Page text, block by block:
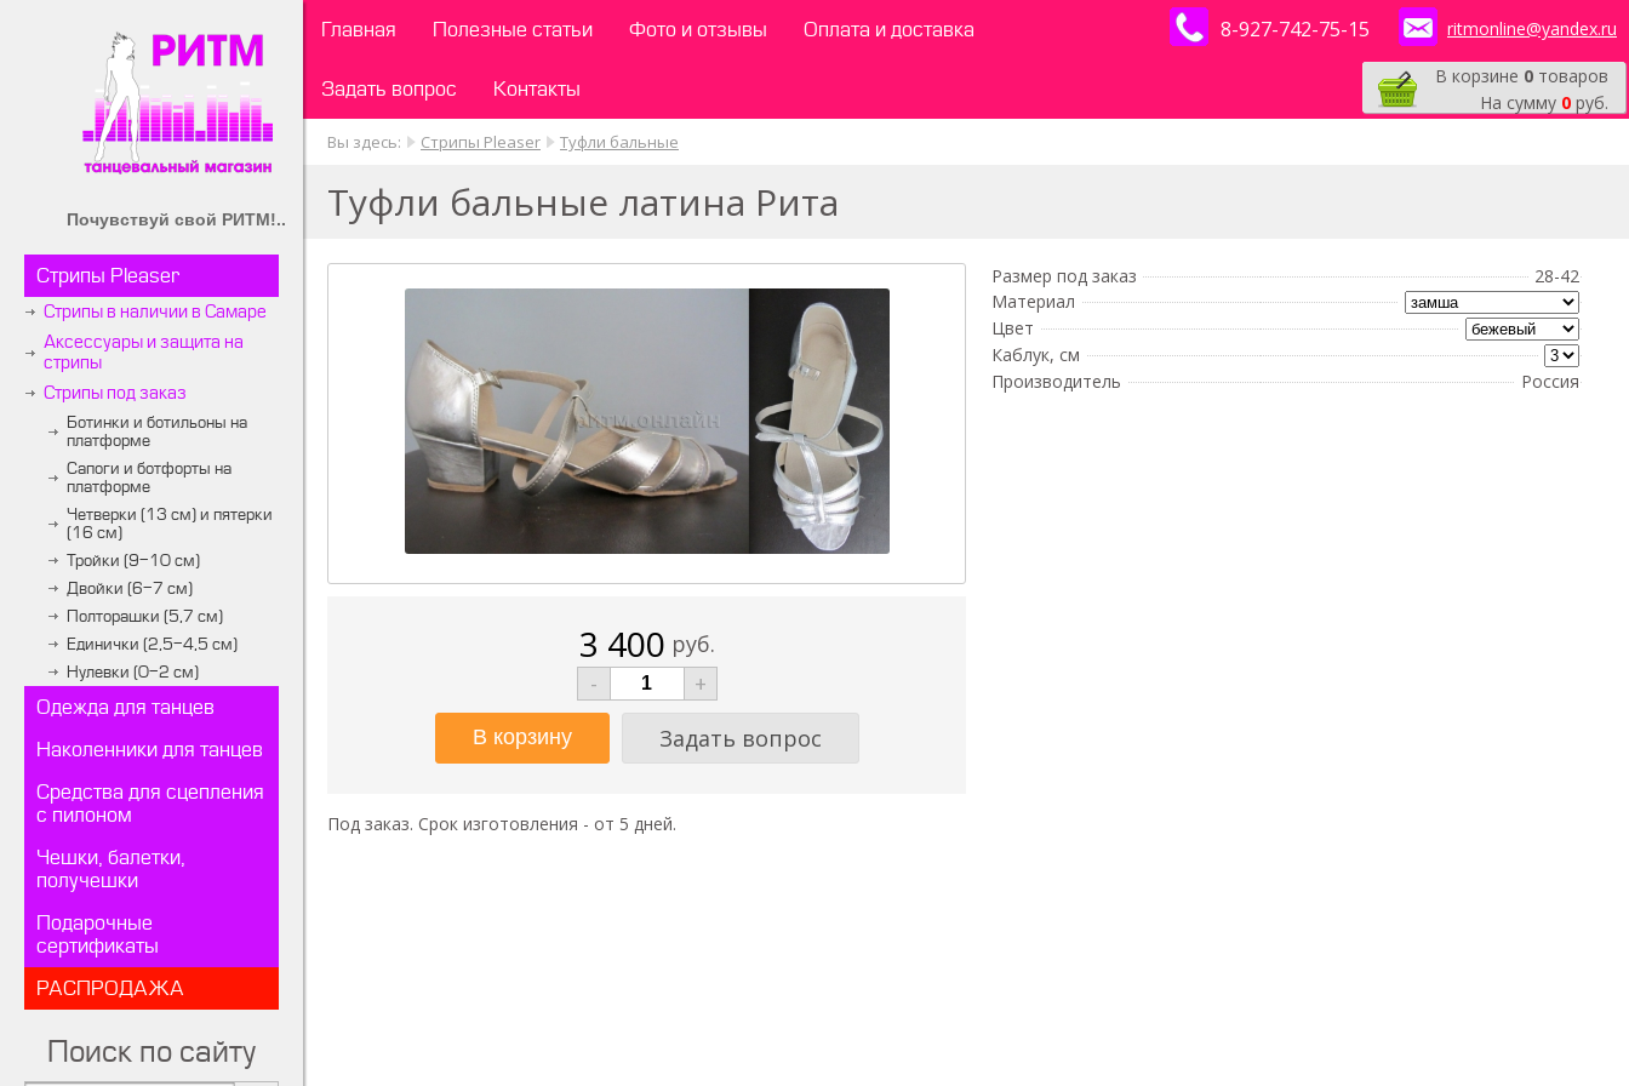
Почувствуй свой РИТМ!..
Стрипы Pleaser
Стрипы в наличии в Самаре
Аксессуары и защита на
стрипы
Стрипы под заказ
Ботинки и ботильоны на
платформе
Сапоги и ботфорты на
платформе
Четверки (13 см) и пятерки
(16 см)
Тройки (9-10 см)
Двойки (6-7 см)
Полторашки (5,7 см)
Единички (2,5-4,5 см)
Нулевки (0-2 см)
Одежда для танцев
Наколенники для танцев
Средства для сцепления
с пилоном
Чешки, балетки,
получешки
Подарочные
сертификаты
РАСПРОДАЖА
Поиск по сайту
Главная Полезные статьи Фото и отзывы Оплата и доставка
Задать вопрос Контакты
8-927-742-75-15 ritmonline@yandex.ru
В корзине 0 товаров
На сумму 0 руб.
Вы здесь: Стрипы Pleaser Туфли бальные
Туфли бальные латина Рита
3 400 руб.
-
+
Задать вопрос
Размер под заказ
28-42
Материал
Цвет
Каблук, см
Производитель
Россия
Под заказ. Срок изготовления - от 5 дней.